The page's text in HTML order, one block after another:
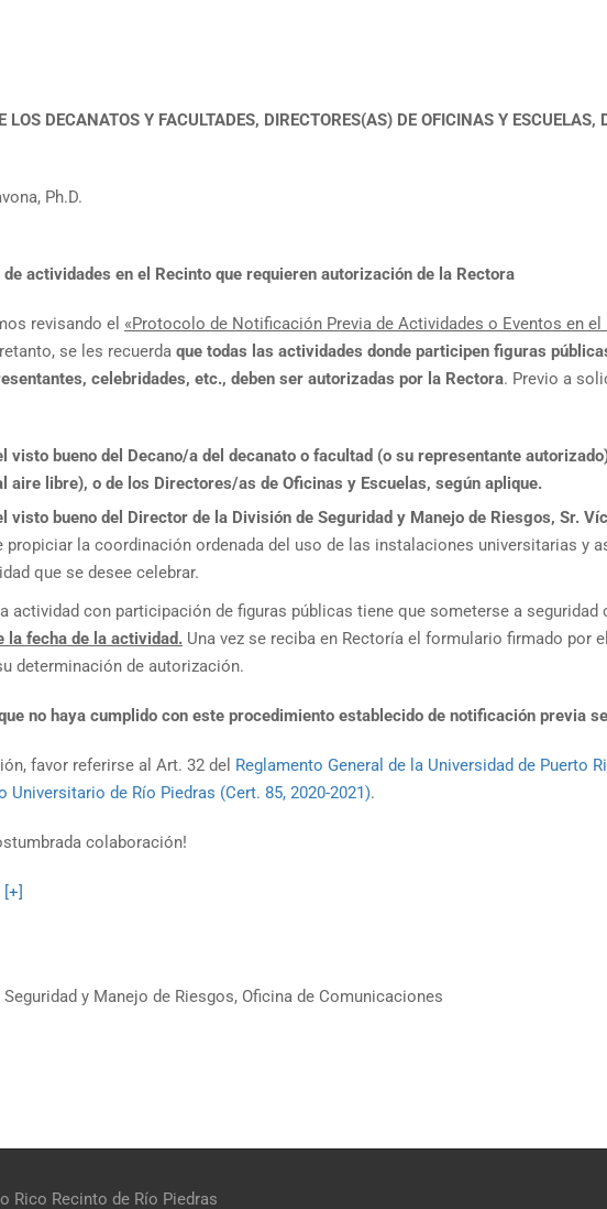
LOS DECANATOS Y FACULTADES, DIRECTORES(AS) DE OFICINAS Y ESCUELAS,
Ph.D.
actividades en el Recinto que requieren autorización de la Rectora
revisando el «Protocolo de Notificación Previa de Actividades o Eventos en el
se les recuerda que todas las actividades donde participen figuras
celebridades, etc., deben ser autorizadas por la Rectora. Previo a
visto bueno del Decano/a del decanato o facultad (o su representante
aire libre), o de los Directores/as de Oficinas y Escuelas, según aplique.
visto bueno del Director de la División de Seguridad y Manejo de Riesgos, Sr.
propiciar la coordinación ordenada del uso de las instalaciones universitarias y
que se desee celebrar.
actividad con participación de figuras públicas tiene que someterse a
la fecha de la actividad. Una vez se reciba en Rectoría el formulario firmado por
determinación de autorización.
no haya cumplido con este procedimiento establecido de notificación previa
favor referirse al Art. 32 del Reglamento General de la Universidad de Puerto
Universitario de Río Piedras (Cert. 85, 2020-2021).
colaboración!
y Manejo de Riesgos, Oficina de Comunicaciones
Rico Recinto de Río Piedras